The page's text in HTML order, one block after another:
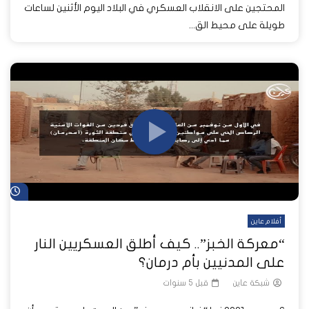
المحتجين على الانقلاب العسكري في البلاد اليوم الأثنين لساعات
طويلة على محيط الق...
أفلام عاين
“معركة الخبز”.. كيف أطلق العسكريين النار
على المدنيين بأم درمان؟
شبكة عاين قبل 5 سنوات